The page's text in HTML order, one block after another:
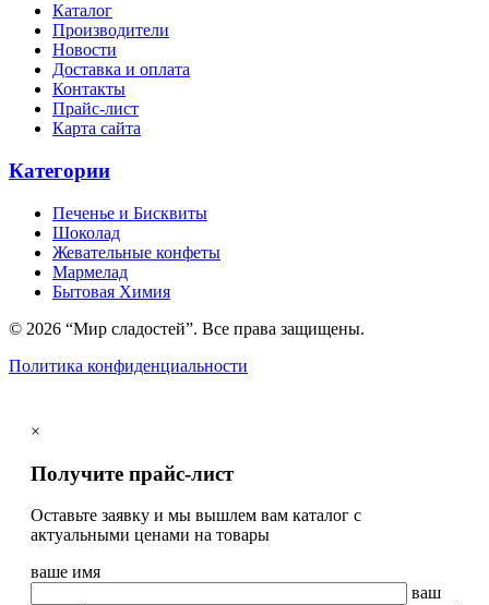
Каталог
Производители
Новости
Доставка и оплата
Контакты
Прайс-лист
Карта сайта
Категории
Печенье и Бисквиты
Шоколад
Жевательные конфеты
Мармелад
Бытовая Химия
© 2026 “Мир сладостей”. Все права защищены.
Политика конфиденциальности
×
Получите прайс-лист
Оставьте заявку и мы вышлем вам каталог с
актуальными ценами на товары
ваше имя
ваш